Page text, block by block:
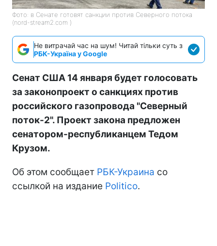
Фото: в Сенате готовят санкции против Северного потока
(nord-stream2.com )
Не витрачай час на шум! Читай тільки суть з
РБК-Україна у Google
Сенат США 14 января будет голосовать
за законопроект о санкциях против
российского газопровода "Северный
поток-2". Проект закона предложен
сенатором-республиканцем Тедом
Крузом.
Об этом сообщает РБК-Украина со
ссылкой на издание Politico.